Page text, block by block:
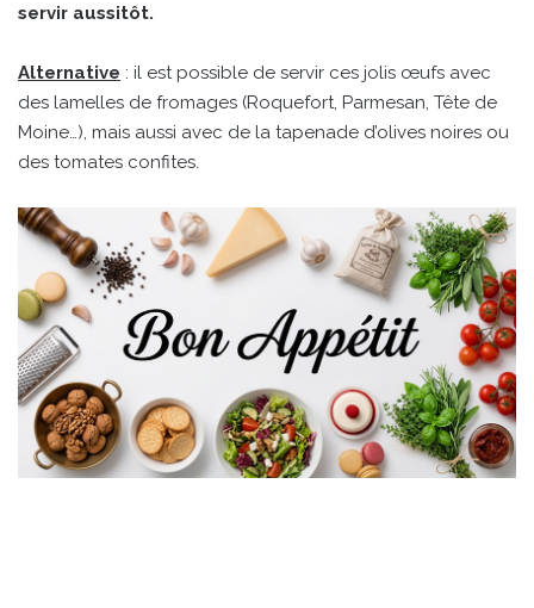
servir aussitôt.
Alternative : il est possible de servir ces jolis œufs avec
des lamelles de fromages (Roquefort, Parmesan, Tête de
Moine…), mais aussi avec de la tapenade d’olives noires ou
des tomates confites.